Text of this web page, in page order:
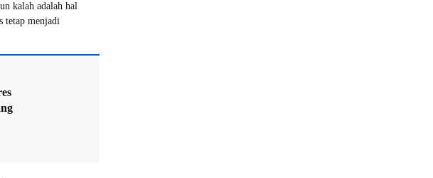
kalah adalah hal
tetap menjadi